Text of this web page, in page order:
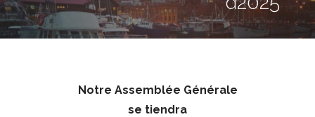
Notre Assemblée Générale
se tiendra